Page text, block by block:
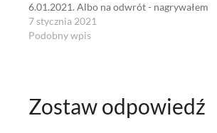
6.01.2021. Albo na odwrót - nagrywałem
odcinek a przy okazji pomyślałem, że pokażę
w transmisji Live jak to wygląda w moim
7 stycznia 2021
Podobny wpis
Zostaw odpowiedź